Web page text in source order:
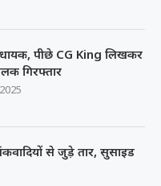
पीछे CG King लिखकर
गिरफ्तार
से जुड़े तार, सुसाइड